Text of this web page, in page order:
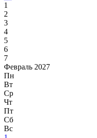
1
2
3
4
5
6
7
Февраль 2027
Пн
Вт
Ср
Чт
Пт
Сб
Вс